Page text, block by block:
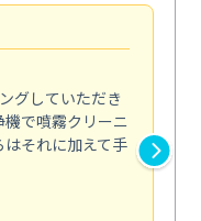
グしていただき
で噴霧クリーニ
それに加えて手